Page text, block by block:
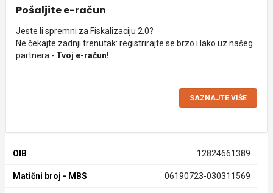
Pošaljite e-račun
Jeste li spremni za Fiskalizaciju 2.0?
Ne čekajte zadnji trenutak: registrirajte se brzo i lako uz našeg
partnera - Tvoj e-račun!
SAZNAJTE VIŠE
OIB 12824661389
Matični broj - MBS 06190723-030311569